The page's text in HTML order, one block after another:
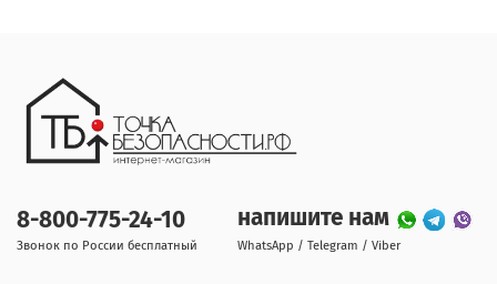
8-800-775-24-10
Звонок по России бесплатный
напишите нам
WhatsApp / Telegram / Viber